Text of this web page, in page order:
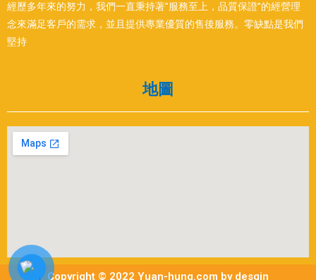
經歷多年來的努力，我們一直秉持著”服務至上，品質保證”的經營理
念來滿足客戶的需求，並且提供專業優質的售後服務。零缺點是我們
堅持
地圖
Copyright © 2022 Yuan-hung.com by desgin